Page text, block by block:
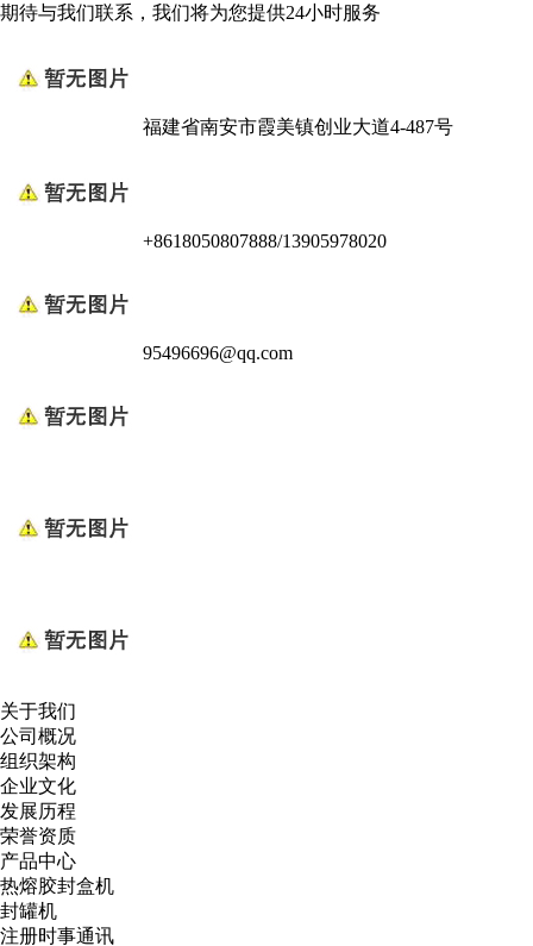
期待与我们联系，我们将为您提供24小时服务
福建省南安市霞美镇创业大道4-487号
+8618050807888/13905978020
95496696@qq.com
关于我们
公司概况
组织架构
企业文化
发展历程
荣誉资质
产品中心
热熔胶封盒机
封罐机
注册时事通讯